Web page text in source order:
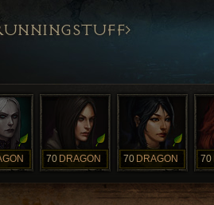
70 DRAGON 70 DRAGON 70